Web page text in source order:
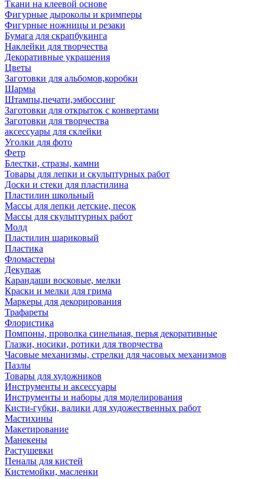
Ткани на клеевой основе
Фигурные дыроколы и кримперы
Фигурные ножницы и резаки
Бумага для скрапбукинга
Наклейки для творчества
Декоративные украшения
Цветы
Заготовки для альбомов,коробки
Шармы
Штампы,печати,эмбоссинг
Заготовки для открыток с конвертами
Заготовки для творчества
аксессуары для склейки
Уголки для фото
Фетр
Блестки, стразы, камни
Товары для лепки и скульптурных работ
Доски и стеки для пластилина
Пластилин школьный
Массы для лепки детские, песок
Массы для скульптурных работ
Молд
Пластилин шариковый
Пластика
Фломастеры
Декупаж
Карандаши восковые, мелки
Краски и мелки для грима
Маркеры для декорирования
Трафареты
Флористика
Помпоны, проволка синельная, перья декоративные
Глазки, носики, ротики для творчества
Часовые механизмы, стрелки для часовых механизмов
Пазлы
Товары для художников
Инструменты и аксессуары
Инструменты и наборы для моделирования
Кисти-губки, валики для художественных работ
Мастихины
Макетирование
Манекены
Растушевки
Пеналы для кистей
Кистемойки, масленки